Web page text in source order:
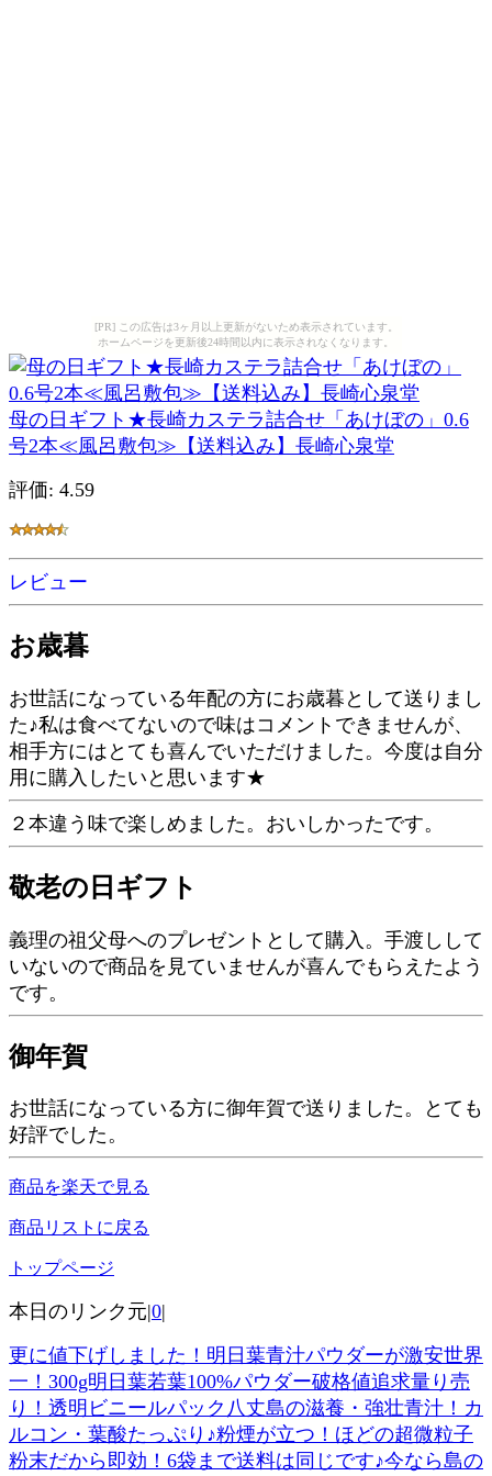
[PR] この広告は3ヶ月以上更新がないため表示されています。
ホームページを更新後24時間以内に表示されなくなります。
母の日ギフト★長崎カステラ詰合せ「あけぼの」0.6
号2本≪風呂敷包≫【送料込み】長崎心泉堂
評価: 4.59
レビュー
お歳暮
お世話になっている年配の方にお歳暮として送りまし
た♪私は食べてないので味はコメントできませんが、
相手方にはとても喜んでいただけました。今度は自分
用に購入したいと思います★
２本違う味で楽しめました。おいしかったです。
敬老の日ギフト
義理の祖父母へのプレゼントとして購入。手渡しして
いないので商品を見ていませんが喜んでもらえたよう
です。
御年賀
お世話になっている方に御年賀で送りました。とても
好評でした。
商品を楽天で見る
商品リストに戻る
トップページ
本日のリンク元|0|
更に値下げしました！明日葉青汁パウダーが激安世界
一！300g明日葉若葉100%パウダー破格値追求量り売
り！透明ビニールパック八丈島の滋養・強壮青汁！カ
ルコン・葉酸たっぷり♪粉煙が立つ！ほどの超微粒子
粉末だから即効！6袋まで送料は同じです♪今なら島の